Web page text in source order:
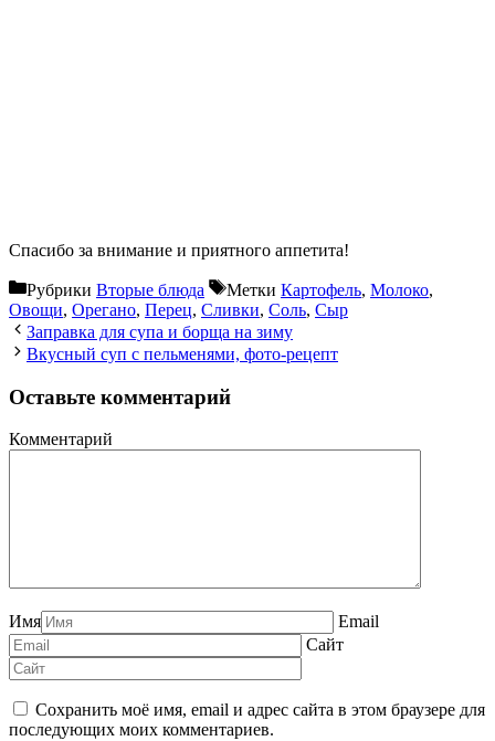
Спасибо за внимание и приятного аппетита!
Рубрики Вторые блюда Метки Картофель, Молоко,
Овощи, Орегано, Перец, Сливки, Соль, Сыр
Заправка для супа и борща на зиму
Вкусный суп с пельменями, фото-рецепт
Оставьте комментарий
Комментарий
Имя
Email
Сайт
Сохранить моё имя, email и адрес сайта в этом браузере для
последующих моих комментариев.